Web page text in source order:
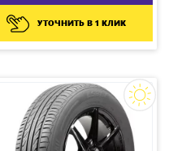
УТОЧНИТЬ В 1 КЛИК